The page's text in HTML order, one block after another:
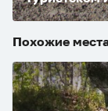
Похожие